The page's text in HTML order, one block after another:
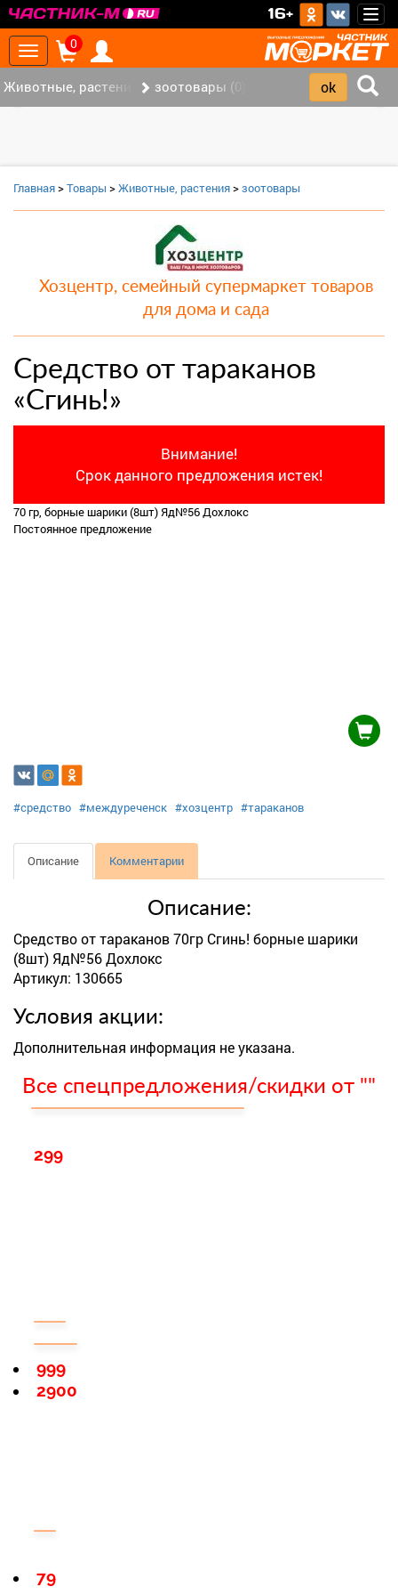
16+
Toggle
navigation
0
Животные, растения (0)зоотовары (0)
Главная>Товары >Животные, растения>зоотовары
Хозцентр, семейный супермаркет товаров
для дома и сада
Средство от тараканов
«Сгинь!»
Внимание!
Срок данного предложения истек!
70 гр, борные шарики (8шт) Яд№56 Дохлокс
Постоянное предложение
#средство #междуреченск #хозцентр #тараканов
Описание Комментарии
Описание:
Средство от тараканов 70гр Сгинь! борные шарики
(8шт) Яд№56 Дохлокс
Артикул: 130665
Условия акции:
Дополнительная информация не указана.
Все спецпредложения/скидки от ""
299
2900
999
79
‹ ›